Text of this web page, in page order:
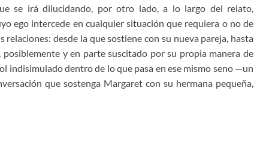
se irá dilucidando, por otro lado, a lo largo del relato,
ego intercede en cualquier situación que requiera o no de
relaciones: desde la que sostiene con su nueva pareja, hasta
y en parte suscitado por su propia manera de
dentro de lo que pasa en ese mismo seno —un
que sostenga Margaret con su hermana pequeña,